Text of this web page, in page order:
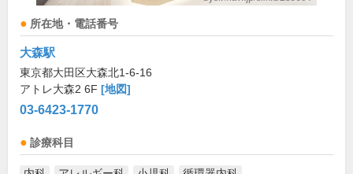
所在地・電話番号
大森駅
東京都大田区大森北1-6-16
アトレ大森2 6F [地図]
03-6423-1770
診療科目